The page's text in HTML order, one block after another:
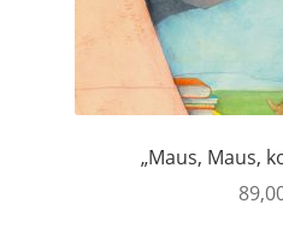
„Maus, Maus,